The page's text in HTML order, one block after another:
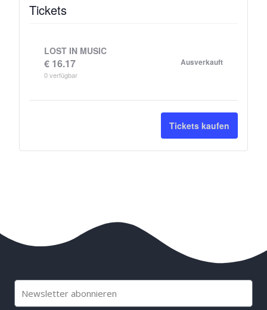
Tickets
LOST IN MUSIC
€ 16.17
0verfügbar
Ausverkauft
Tickets kaufen
Mail